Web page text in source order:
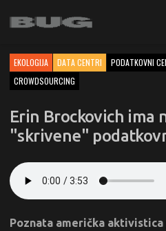
EKOLOGIJA DATA CENTRI PODATKOVNI
CROWDSOURCING
Erin Brockovich ima
"skrivene"
Poznata američka